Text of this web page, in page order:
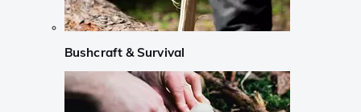
Bushcraft & Survival